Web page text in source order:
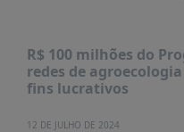
PUBLICAÇÕES
REVISTA
R$ 100 milhões do
redes de
fins lucrativos
12 DE JULHO DE 2024